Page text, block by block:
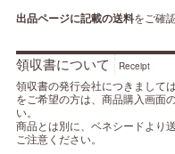
出品ページに記載の送料をご確
領収書について Receipt
領収書の発行会社につきまして
をご希望の方は、商品購入画面
い。
商品とは別に、ベネシードより
ご注意ください。